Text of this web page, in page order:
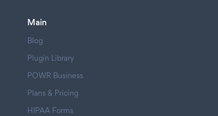
Main
Blog
Plugin Library
POWR Business
Plans & Pricing
HIPAA Forms